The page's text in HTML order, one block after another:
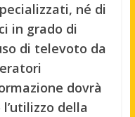
né di
in grado di
di televoto da
dovrà
della